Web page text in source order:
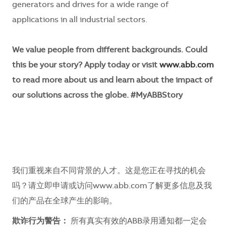
generators and drives for a wide range of
applications in all industrial sectors.
We value people from different backgrounds. Could
this be your story? Apply today or visit www.abb.com
to read more about us and learn about the impact of
our solutions across the globe. #MyABBStory
我们重视来自不同背景的人才。这是您正在寻找的机会
吗？请立即申请或访问www.abb.com了解更多信息及我
们的产品在全球产生的影响。
欺诈行为警告：
所有真实有效的ABB录用通知都一定会